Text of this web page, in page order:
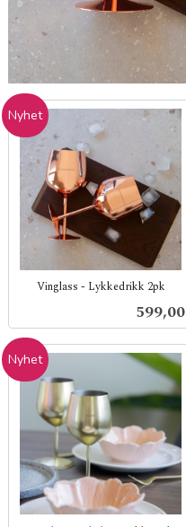
Vinglass - Lykkedrikk 2pk
Pris
599,00
Nyhet
Nyhet